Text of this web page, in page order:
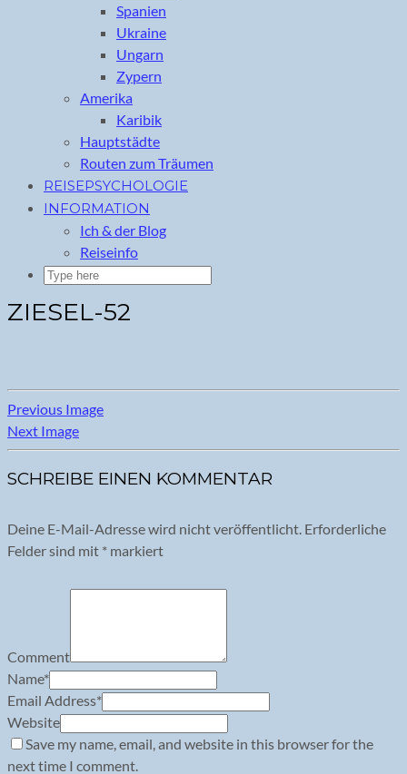
Spanien
Ukraine
Ungarn
Zypern
Amerika
Karibik
Hauptstädte
Routen zum Träumen
REISEPSYCHOLOGIE
INFORMATION
Ich & der Blog
Reiseinfo
ZIESEL-52
Previous Image
Next Image
SCHREIBE EINEN KOMMENTAR
Deine E-Mail-Adresse wird nicht veröffentlicht. Erforderliche
Felder sind mit * markiert
Comment
Name*
Email Address*
Website
Save my name, email, and website in this browser for the
next time I comment.